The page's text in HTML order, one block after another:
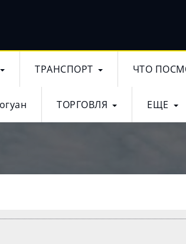
ТРАНСПОРТ ЧТО
ТОРГОВЛЯ ЕЩЕ